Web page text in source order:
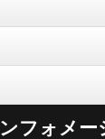
フォメー